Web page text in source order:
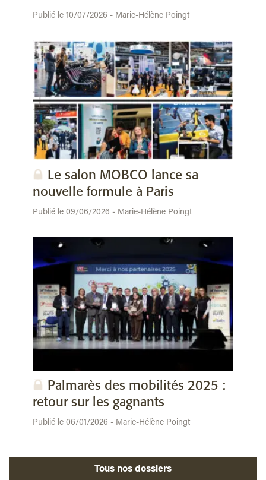
Publié le 10/07/2026 - Marie-Hélène Poingt
Le salon MOBCO lance sa
nouvelle formule à Paris
Publié le 09/06/2026 - Marie-Hélène Poingt
Palmarès des mobilités 2025 :
retour sur les gagnants
Publié le 06/01/2026 - Marie-Hélène Poingt
Tous nos dossiers